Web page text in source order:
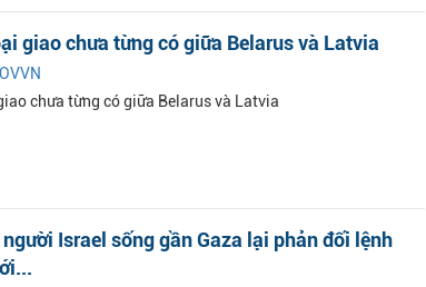
giao chưa từng có giữa Belarus và Latvia
chưa từng có giữa Belarus và Latvia
Israel sống gần Gaza lại phản đối lệnh